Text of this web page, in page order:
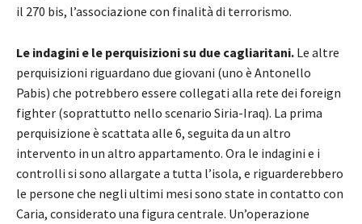
il 270 bis, l’associazione con finalità di terrorismo.
Le indagini e le perquisizioni su due cagliaritani. Le altre
perquisizioni riguardano due giovani (uno è Antonello
Pabis) che potrebbero essere collegati alla rete dei foreign
fighter (soprattutto nello scenario Siria-Iraq). La prima
perquisizione è scattata alle 6, seguita da un altro
intervento in un altro appartamento. Ora le indagini e i
controlli si sono allargate a tutta l’isola, e riguarderebbero
le persone che negli ultimi mesi sono state in contatto con
Caria, considerato una figura centrale. Un’operazione